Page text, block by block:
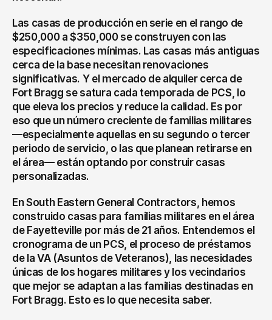
Las casas de producción en serie en el rango de
$250,000 a $350,000 se construyen con las
especificaciones mínimas. Las casas más antiguas
cerca de la base necesitan renovaciones
significativas. Y el mercado de alquiler cerca de
Fort Bragg se satura cada temporada de PCS, lo
que eleva los precios y reduce la calidad. Es por
eso que un número creciente de familias militares
—especialmente aquellas en su segundo o tercer
periodo de servicio, o las que planean retirarse en
el área— están optando por construir casas
personalizadas.
En South Eastern General Contractors, hemos
construido casas para familias militares en el área
de Fayetteville por más de 21 años. Entendemos el
cronograma de un PCS, el proceso de préstamos
de la VA (Asuntos de Veteranos), las necesidades
únicas de los hogares militares y los vecindarios
que mejor se adaptan a las familias destinadas en
Fort Bragg. Esto es lo que necesita saber.